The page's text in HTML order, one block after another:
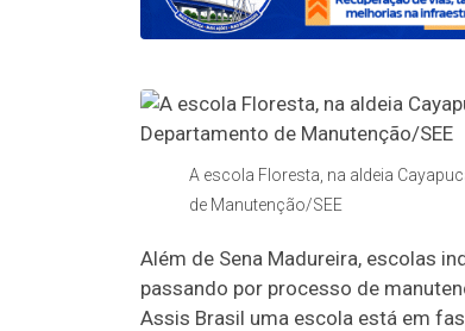
A escola Floresta, na aldeia
de Manutenção/SEE
Além de Sena Madureira, escolas
passando por processo de
Assis Brasil uma escola está em